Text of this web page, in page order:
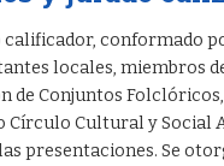
calificador, conformado
locales, miembros
de Conjuntos
Círculo Cultural y Social
presentaciones. Se